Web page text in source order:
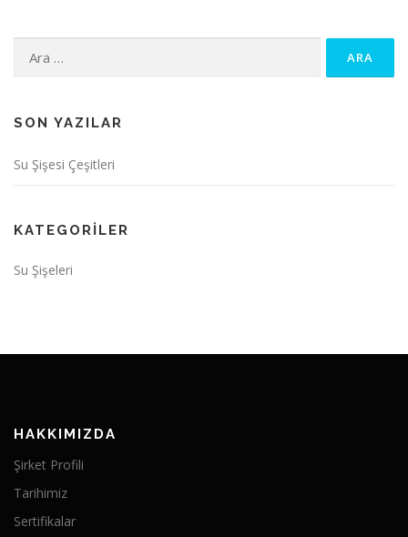
Arama:
SON YAZILAR
Su Şişesi Çeşitleri
KATEGORILER
Su Şişeleri
HAKKIMIZDA
Şirket Profili
Tarihimiz
Sertifikalar